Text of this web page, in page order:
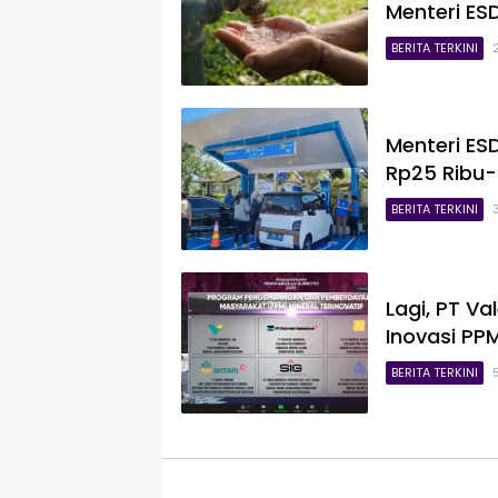
Menteri
BERITA TERKINI
Menteri
Rp25
BERITA TERKINI
Lagi, PT
Inovasi
BERITA TERKINI